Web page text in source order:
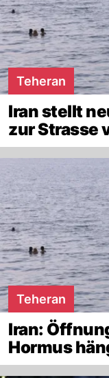
Teheran
Iran stellt
zur Strasse
Teheran
Iran:
Hormus